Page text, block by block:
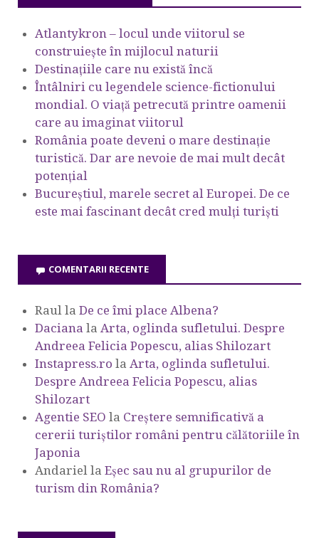
Atlantykron – locul unde viitorul se
construiește în mijlocul naturii
Destinațiile care nu există încă
Întâlniri cu legendele science-fictionului
mondial. O viață petrecută printre oamenii
care au imaginat viitorul
România poate deveni o mare destinație
turistică. Dar are nevoie de mai mult decât
potențial
Bucureștiul, marele secret al Europei. De ce
este mai fascinant decât cred mulți turiști
COMENTARII RECENTE
Raul la De ce îmi place Albena?
Daciana la Arta, oglinda sufletului. Despre
Andreea Felicia Popescu, alias Shilozart
Instapress.ro la Arta, oglinda sufletului.
Despre Andreea Felicia Popescu, alias
Shilozart
Agentie SEO la Creștere semnificativă a
cererii turiștilor români pentru călătoriile în
Japonia
Andariel la Eşec sau nu al grupurilor de
turism din România?